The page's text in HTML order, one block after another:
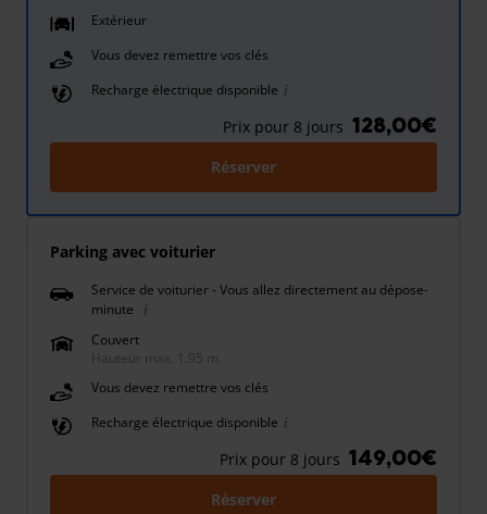
Extérieur
Vous devez remettre vos clés
Recharge électrique disponible
Prix pour 8 jours 128,00€
Réserver
Parking avec voiturier
Service de voiturier - Vous allez directement au dépose-
minute
Couvert
Hauteur max. 1.95 m.
Vous devez remettre vos clés
Recharge électrique disponible
Prix pour 8 jours 149,00€
Réserver